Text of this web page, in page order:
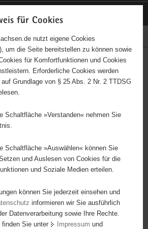
Rotes Kreuz (DRK)
e. V.
der Freien Wohlfahrtspflege.
Handelns sind: Menschlichkeit,
für Cookies
nutzt eigene Cookies
um die Seite bereitstellen zu können sowie
für Komfortfunktionen und Cookies
Erforderliche Cookies werden
Grundlage von § 25 Abs. 2 Nr. 2 TTDSG
Schaltfläche »Verstanden« nehmen Sie
Schaltfläche »Auswählen« können Sie
und Auslesen von Cookies für die
und Soziale Medien erteilen.
können Sie jederzeit einsehen und
informieren wir Sie ausführlich
Datenverarbeitung sowie Ihre Rechte.
Sie unter
Impressum und